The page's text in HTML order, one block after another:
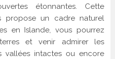
étonnantes. Cette
propose un cadre naturel
en Islande, vous pourrez
et venir admirer les
vallées intactes ou encore